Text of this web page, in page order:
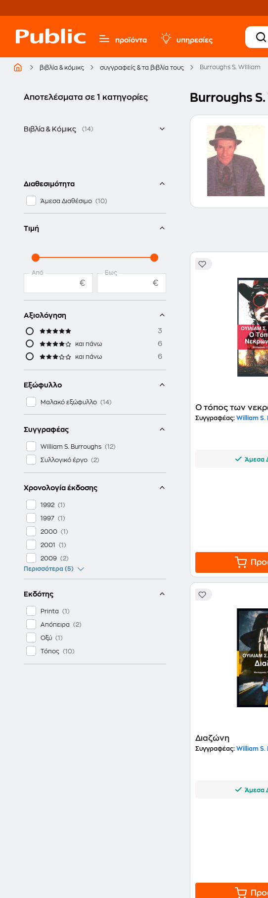
προϊόντα υπηρεσίες
βιβλία & κόμικς συγγραφείς & τα βιβλία τους Burroughs S. William
Αποτελέσματα σε 1 κατηγορίες
Βιβλία & Κόμικς (14)
Διαθεσιμότητα
Άμεσα Διαθέσιμο
Τιμή
Από
€
Έως
€
Αξιολόγηση
3
και πάνω 6
και πάνω 6
Εξώφυλλο
Μαλακό εξώφυλλο
Συγγραφέας
William S. Burroughs
Συλλογικό έργο
Χρονολογία έκδοσης
1992
1997
2000
2001
2009
Περισσότερα (5)
Εκδότης
Printa
Απόπειρα
Οξύ
Τόπος
Burroughs
Ο τόπος των
Συγγραφέας: William S.
Άμεσα
Διαζώνη
Συγγραφέας: William S.
Άμεσα